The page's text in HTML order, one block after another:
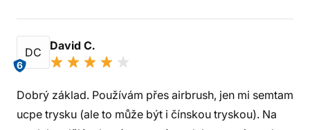
DC
6
David C.
Dobrý základ. Používám přes airbrush, jen mi semtam
ucpe trysku (ale to může být i čínskou tryskou). Na